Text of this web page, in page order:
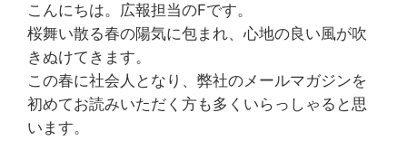
こんにちは。広報担当のFです。
桜舞い散る春の陽気に包まれ、心地の良い風が吹
きぬけてきます。
この春に社会人となり、弊社のメールマガジンを
初めてお読みいただく方も多くいらっしゃると思
います。